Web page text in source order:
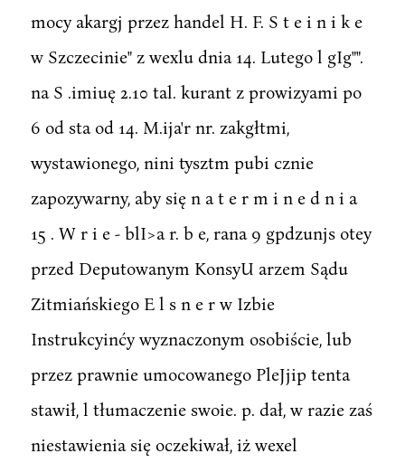
mocy akargj przez handel H. F. S t e i n i k e
w Szczecinie" z wexlu dnia 14. Lutego l gIg"".
na S .imiuę 2.10 tal. kurant z prowizyami po
6 od sta od 14. M.ija'r nr. zakgłtmi,
wystawionego, nini tysztm pubi cznie
zapozywarny, aby się n a t e r m i n e d n i a
15 . W r i e - blI>a r. b e, rana 9 gpdzunjs otey
przed Deputowanym KonsyU arzem Sądu
Zitmiańskiego E l s n e r w Izbie
Instrukcyinćy wyznaczonym osobiście, lub
przez prawnie umocowanego PleJjip tenta
stawił, l tłumaczenie swoie. p. dał, w razie zaś
niestawienia się oczekiwał, iż wexel